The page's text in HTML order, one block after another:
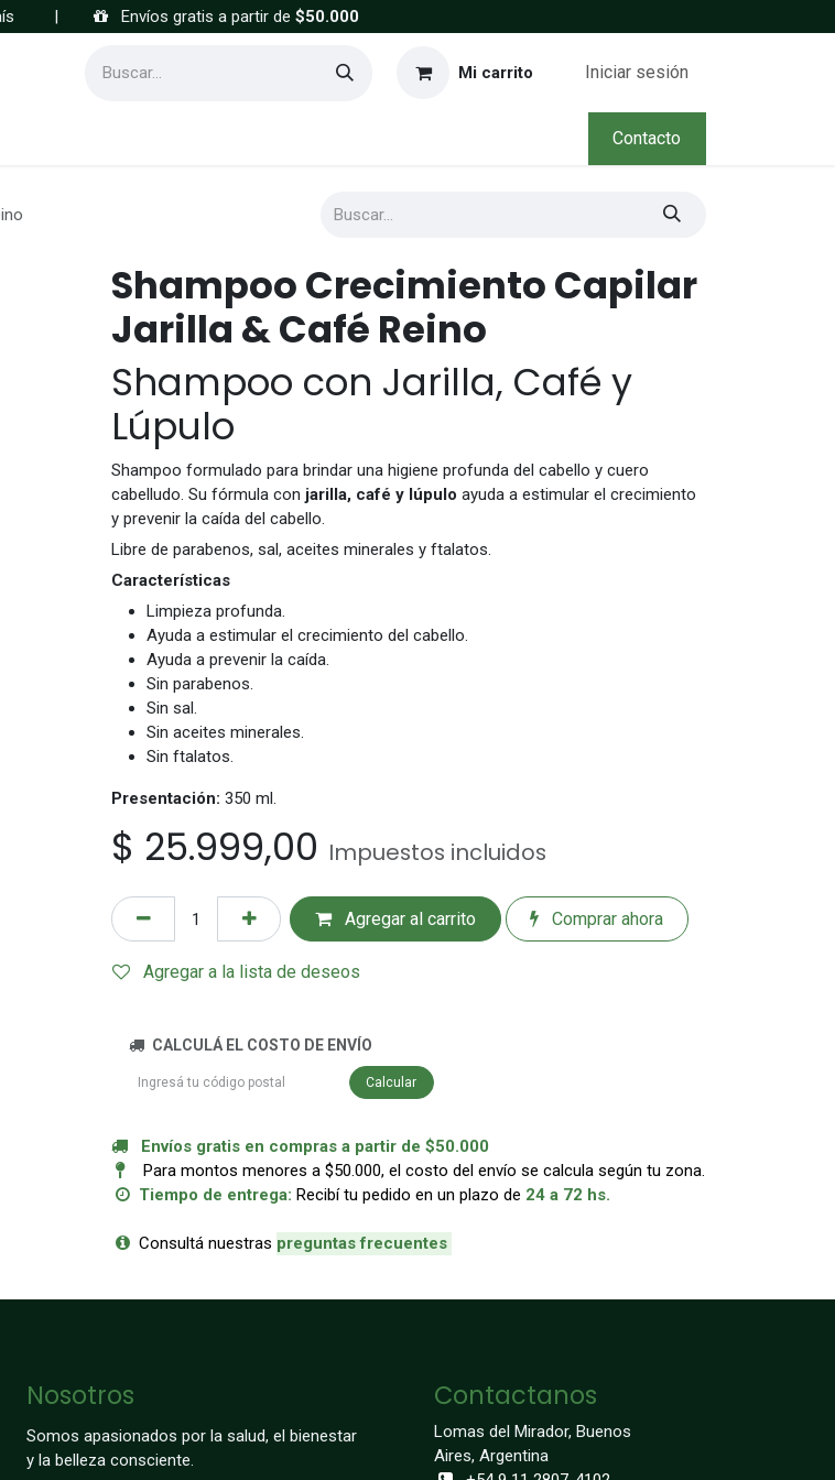
| Envíos gratis a partir de $50.000
Mi carrito Iniciar sesión
Contacto
Shampoo Crecimiento Capilar
Jarilla & Café Reino
Shampoo con Jarilla, Café y
Lúpulo
Shampoo formulado para brindar una higiene profunda del cabello y cuero
cabelludo. Su fórmula con jarilla, café y lúpulo ayuda a estimular el crecimiento
y prevenir la caída del cabello.
Libre de parabenos, sal, aceites minerales y ftalatos.
Características
Limpieza profunda.
Ayuda a estimular el crecimiento del cabello.
Ayuda a prevenir la caída.
Sin parabenos.
Sin sal.
Sin aceites minerales.
Sin ftalatos.
Presentación: 350 ml.
$ 25.999,00 Impuestos incluidos
Agregar al carrito Comprar ahora
Agregar a la lista de deseos
CALCULÁ EL COSTO DE ENVÍO
Calcular
Envíos gratis en compras a partir de $50.000
Para montos menores a $50.000, el costo del envío se calcula según tu zona.
Tiempo de entrega: Recibí tu pedido en un plazo de 24 a 72 hs.
Consultá nuestras preguntas frecuentes
Nosotros
Somos apasionados por la salud, el bienestar
y la belleza consciente.
Contactanos
Lomas del Mirador, Buenos
Aires, Argentina